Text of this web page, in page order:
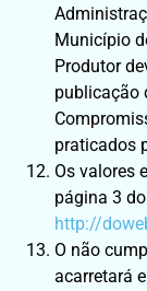
Município
Produtor
publicação
praticados
Os valores
página 3
http://
O não
acarretará